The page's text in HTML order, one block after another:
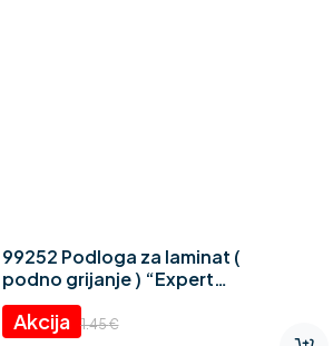
99252 Podloga za laminat (
podno grijanje ) “Expert
Thermo CEZAR” 2 mm
1.45€